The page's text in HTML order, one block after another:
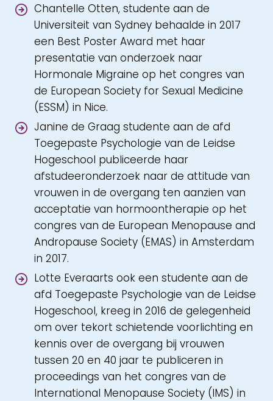
Chantelle Otten, studente aan de
Universiteit van Sydney behaalde in 2017
een Best Poster Award met haar
presentatie van onderzoek naar
Hormonale Migraine op het congres van
de European Society for Sexual Medicine
(ESSM) in Nice.
Janine de Graag studente aan de afd
Toegepaste Psychologie van de Leidse
Hogeschool publiceerde haar
afstudeeronderzoek naar de attitude van
vrouwen in de overgang ten aanzien van
acceptatie van hormoontherapie op het
congres van de European Menopause and
Andropause Society (EMAS) in Amsterdam
in 2017.
Lotte Everaarts ook een studente aan de
afd Toegepaste Psychologie van de Leidse
Hogeschool, kreeg in 2016 de gelegenheid
om over tekort schietende voorlichting en
kennis over de overgang bij vrouwen
tussen 20 en 40 jaar te publiceren in
proceedings van het congres van de
International Menopause Society (IMS) in